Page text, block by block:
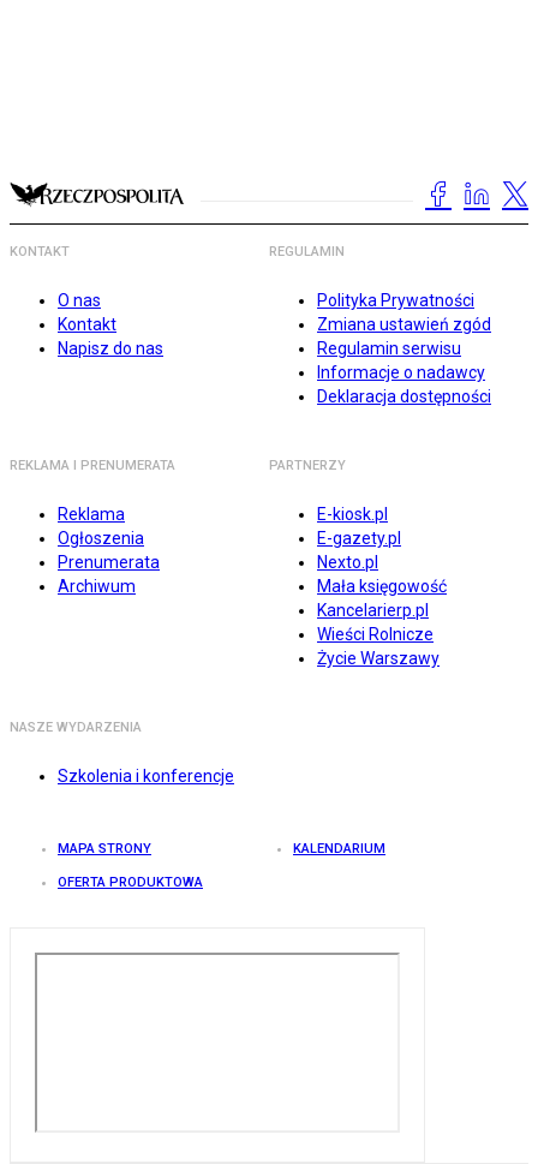
KONTAKT
O nas
Kontakt
Napisz do nas
REGULAMIN
Polityka Prywatności
Zmiana ustawień zgód
Regulamin serwisu
Informacje o nadawcy
Deklaracja dostępności
REKLAMA I PRENUMERATA
Reklama
Ogłoszenia
Prenumerata
Archiwum
PARTNERZY
E-kiosk.pl
E-gazety.pl
Nexto.pl
Mała księgowość
Kancelarierp.pl
Wieści Rolnicze
Życie Warszawy
NASZE WYDARZENIA
Szkolenia i konferencje
MAPA STRONY KALENDARIUM
OFERTA PRODUKTOWA